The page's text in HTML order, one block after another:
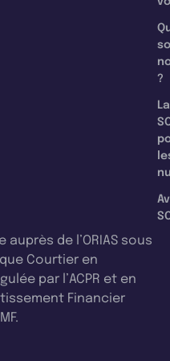
?
La
de l’ORIAS sous
Courtier en
par l’ACPR et en
Financier